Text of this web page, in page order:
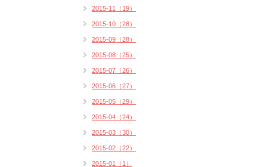
2015-11（19）
2015-10（28）
2015-09（28）
2015-08（25）
2015-07（26）
2015-06（27）
2015-05（29）
2015-04（24）
2015-03（30）
2015-02（22）
2015-01（1）